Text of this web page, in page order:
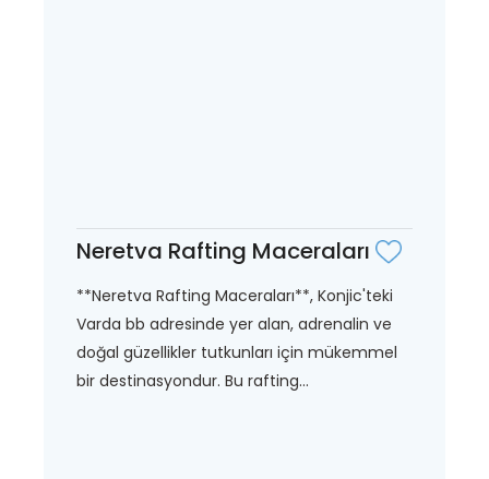
Neretva Rafting Maceraları
**Neretva Rafting Maceraları**, Konjic'teki
Varda bb adresinde yer alan, adrenalin ve
doğal güzellikler tutkunları için mükemmel
bir destinasyondur. Bu rafting...